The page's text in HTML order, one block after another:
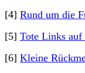
[4] Rund um die
[5] Tote Links auf
[6] Kleine